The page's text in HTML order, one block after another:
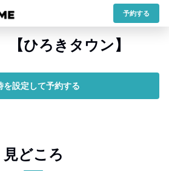
予約する
ひろきタウン】
を設定して予約する
見どころ